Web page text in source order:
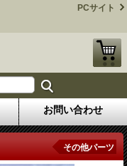
PCサイト
お問い合わせ
その他パーツ